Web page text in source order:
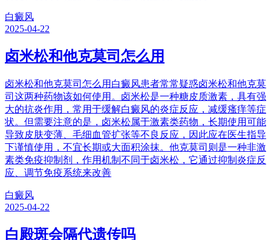
白癜风
2025-04-22
卤米松和他克莫司怎么用
卤米松和他克莫司怎么用白癜风患者常常疑惑卤米松和他克莫
司这两种药物该如何使用。卤米松是一种糖皮质激素，具有强
大的抗炎作用，常用于缓解白癜风的炎症反应，减缓瘙痒等症
状。但需要注意的是，卤米松属于激素类药物，长期使用可能
导致皮肤变薄、毛细血管扩张等不良反应，因此应在医生指导
下谨慎使用，不宜长期或大面积涂抹。他克莫司则是一种非激
素类免疫抑制剂，作用机制不同于卤米松，它通过抑制炎症反
应、调节免疫系统来改善
白癜风
2025-04-22
白殿斑会隔代遗传吗